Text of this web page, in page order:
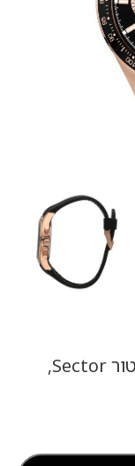
R3271661029 שעון יד לגבר סקטור Sector,